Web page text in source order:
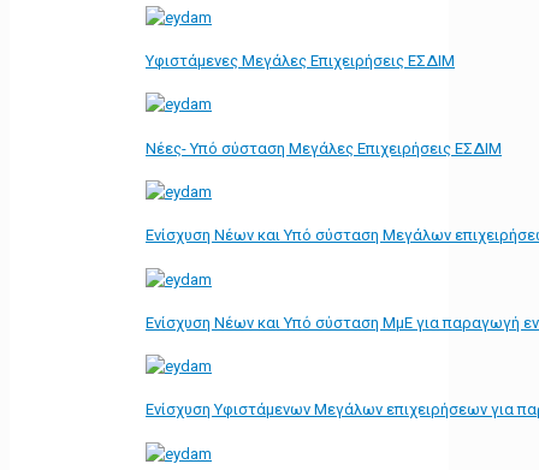
Υφιστάμενες Μεγάλες Επιχειρήσεις ΕΣΔΙΜ
Νέες- Υπό σύσταση Μεγάλες Επιχειρήσεις ΕΣΔΙΜ
Ενίσχυση Νέων και Υπό σύσταση Μεγάλων
Ενίσχυση Νέων και Υπό σύσταση ΜμΕ για παραγωγή
Ενίσχυση Υφιστάμενων Μεγάλων επιχειρήσεων για